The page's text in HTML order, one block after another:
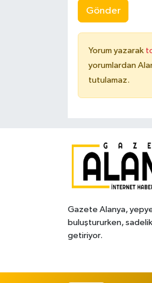
Gönder
Yorum yazarak
yorumlardan
tutulamaz.
Gazete Alanya,
buluştururken,
getiriyor.